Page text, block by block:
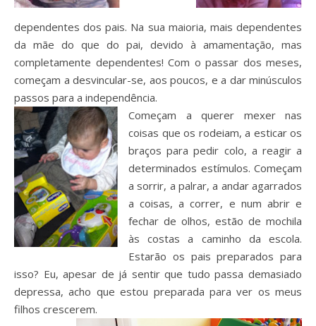
dependentes dos pais. Na sua maioria, mais dependentes
da mãe do que do pai, devido à amamentação, mas
completamente dependentes! Com o passar dos meses,
começam a desvincular-se, aos poucos, e a dar minúsculos
passos para a independência.
Começam a querer mexer nas
coisas que os rodeiam, a esticar os
braços para pedir colo, a reagir a
determinados estímulos. Começam
a sorrir, a palrar, a andar agarrados
a coisas, a correr, e num abrir e
fechar de olhos, estão de mochila
às costas a caminho da escola.
Estarão os pais preparados para
isso? Eu, apesar de já sentir que tudo passa demasiado
depressa, acho que estou preparada para ver os meus
filhos crescerem.